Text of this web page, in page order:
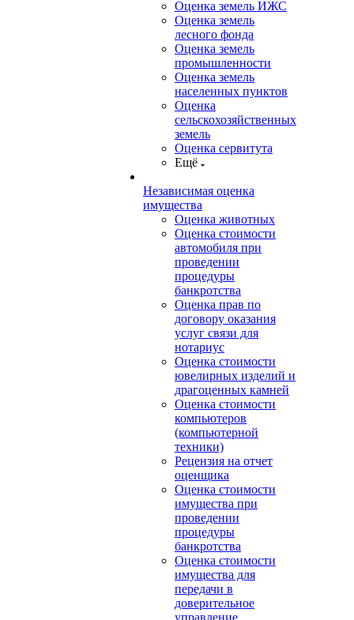
Оценка земель ИЖС
Оценка земель
лесного фонда
Оценка земель
промышленности
Оценка земель
населенных пунктов
Оценка
сельскохозяйственных
земель
Оценка сервитута
Ещё
Независимая оценка
имущества
Оценка животных
Оценка стоимости
автомобиля при
проведении
процедуры
банкротства
Оценка прав по
договору оказания
услуг связи для
нотариус
Оценка стоимости
ювелирных изделий и
драгоценных камней
Оценка стоимости
компьютеров
(компьютерной
техники)
Рецензия на отчет
оценщика
Оценка стоимости
имущества при
проведении
процедуры
банкротства
Оценка стоимости
имущества для
передачи в
доверительное
управление